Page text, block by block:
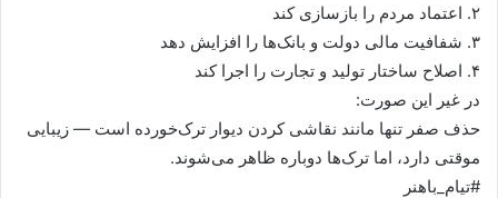
۲. اعتماد مردم را بازسازی کند
۳. شفافیت مالی دولت و بانک‌ها را افزایش دهد
۴. اصلاح ساختار تولید و تجارت را اجرا کند
در غیر این صورت:
حذف صفر تنها مانند نقاشی کردن دیوار ترک‌خورده است — زیبایی
موقتی دارد، اما ترک‌ها دوباره ظاهر می‌شوند.
#تیام_باهنر